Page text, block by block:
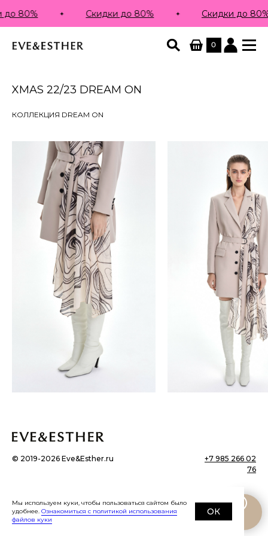
0
80% Скидки до 80% Скидки до 80%
XMAS 22/23 DREAM ON
КОЛЛЕКЦИЯ DREAM ON
© 2019-2026 Eve&Esther.ru
+7 985 266 02
76
Мы используем куки, чтобы пользоваться сайтом было
удобнее. Ознакомиться с политикой использования
файлов куки
ОК